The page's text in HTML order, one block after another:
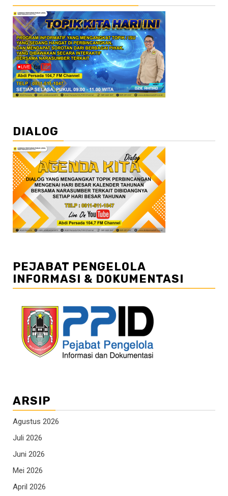
DIALOG
PEJABAT PENGELOLA
INFORMASI & DOKUMENTASI
ARSIP
Agustus 2026
Juli 2026
Juni 2026
Mei 2026
April 2026